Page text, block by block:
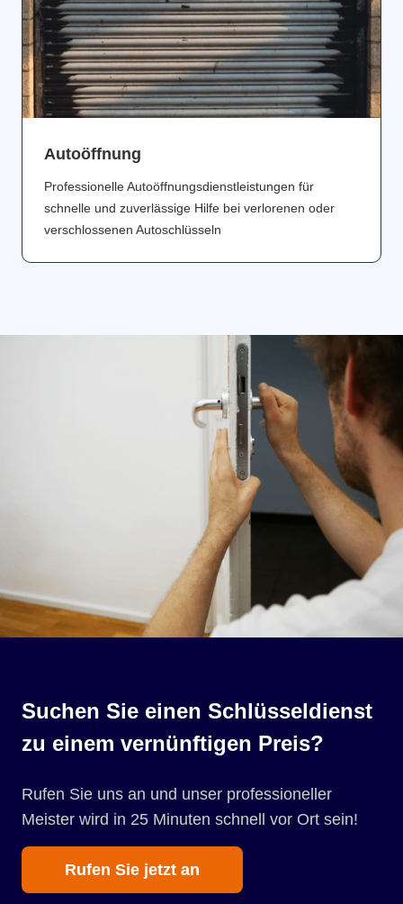
Аutoöffnung
Professionelle Autoöffnungsdienstleistungen für
schnelle und zuverlässige Hilfe bei verlorenen oder
verschlossenen Autoschlüsseln
Suchen Sie einen Schlüsseldienst
zu einem vernünftigen Preis?
Rufen Sie uns an und unser professioneller
Meister wird in 25 Minuten schnell vor Ort sein!
Rufen Sie jetzt an